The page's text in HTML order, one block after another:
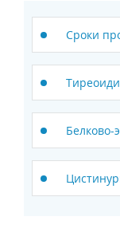
Сроки
Белково-